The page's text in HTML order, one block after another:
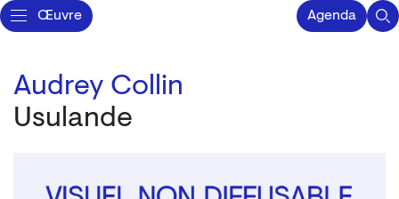
Œuvre Agenda
Audrey Collin
Usulande